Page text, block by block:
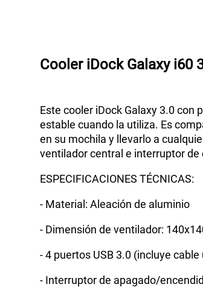
Cooler iDock Galaxy i60
Este cooler iDock Galaxy 3.0
estable cuando la utiliza. Es
en su mochila y llevarlo a
ventilador central e interruptor
ESPECIFICACIONES TÉCNICAS:
- Material: Aleación de aluminio
- Dimensión de ventilador:
- 4 puertos USB 3.0 (incluye
- Interruptor de apagado/